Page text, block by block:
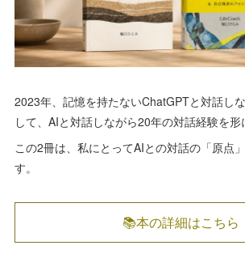
2023年、記憶を持たないChatGPTと対話し
して、AIと対話しながら20年の対話経験を形
この2冊は、私にとってAIとの対話の「原点
す。
📚本の詳細はこちら